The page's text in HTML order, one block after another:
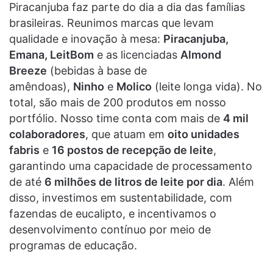
Piracanjuba faz parte do dia a dia das famílias
brasileiras. Reunimos marcas que levam
qualidade e inovação à mesa: Piracanjuba,
Emana, LeitBom e as licenciadas Almond
Breeze (bebidas à base de
amêndoas), Ninho e Molico (leite longa vida). No
total, são mais de 200 produtos em nosso
portfólio. Nosso time conta com mais de 4 mil
colaboradores, que atuam em oito unidades
fabris e 16 postos de recepção de leite,
garantindo uma capacidade de processamento
de até 6 milhões de litros de leite por dia. Além
disso, investimos em sustentabilidade, com
fazendas de eucalipto, e incentivamos o
desenvolvimento contínuo por meio de
programas de educação.